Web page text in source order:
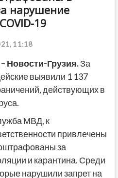
нарушение
19
11:18
Новости-Грузия.За
выявили 1 137
действующих в
МВД, к
привлечены
за
и карантина. Среди
нарушили запрет на